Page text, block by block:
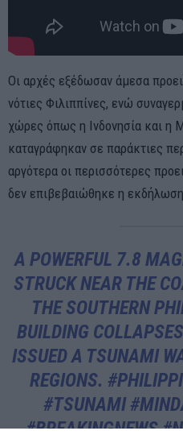
Οι αρχές εξέδωσαν άμεσα
νότιες Φιλιππίνες, ενώ
χώρες όπως η Ινδονησία και η
καταγράφηκαν σε παράκτιες
αργότερα οι περισσότερες
δεν επιβεβαιώθηκε η
A POWERFUL 7.8
STRUCK NEAR THE
THE SOUTHERN
BUILDING
ISSUED A TSUNAMI
REGIONS.
#TSUNAMI
#BREAKINGNEWS